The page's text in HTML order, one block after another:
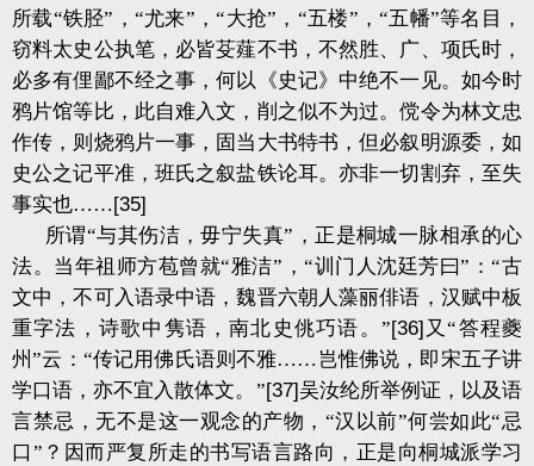
所载“铁胫”，“尤来”，“大抢”，“五楼”，“五幡”等名目，
窃料太史公执笔，必皆芟薤不书，不然胜、广、项氏时，
必多有俚鄙不经之事，何以《史记》中绝不一见。如今时
鸦片馆等比，此自难入文，削之似不为过。傥令为林文忠
作传，则烧鸦片一事，固当大书特书，但必叙明源委，如
史公之记平准，班氏之叙盐铁论耳。亦非一切割弃，至失
事实也……[35]
所谓“与其伤洁，毋宁失真”，正是桐城一脉相承的心
法。当年祖师方苞曾就“雅洁”，“训门人沈廷芳曰”：“古
文中，不可入语录中语，魏晋六朝人藻丽俳语，汉赋中板
重字法，诗歌中隽语，南北史佻巧语。”[36] 又“答程夔
州”云：“传记用佛氏语则不雅……岂惟佛说，即宋五子讲
学口语，亦不宜入散体文。”[37]吴汝纶所举例证，以及语
言禁忌，无不是这一观念的产物，“汉以前”何尝如此“忌
口”？因而严复所走的书写语言路向，正是向桐城派学习